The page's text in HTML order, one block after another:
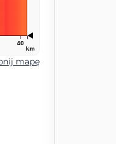
40
km
mapę